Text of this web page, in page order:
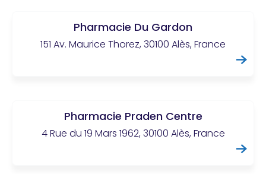
Pharmacie Du Gardon
151 Av. Maurice Thorez, 30100 Alès, France
Pharmacie Praden Centre
4 Rue du 19 Mars 1962, 30100 Alès, France